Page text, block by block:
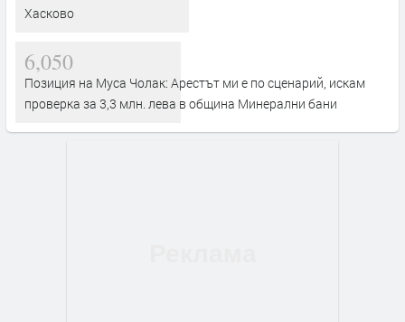
Хасково
6,050
Позиция на Муса Чолак: Арестът ми е по сценарий, искам
проверка за 3,3 млн. лева в община Минерални бани